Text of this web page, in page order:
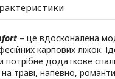
– це вдосконалена
карпових ліжок.
потрібне додаткове
траві, напевно,